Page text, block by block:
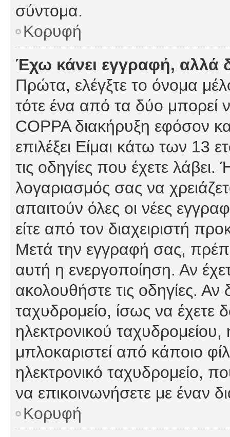
σύντομα.
Κορυφή
Έχω κάνει εγγραφή,
Πρώτα, ελέγξτε το όνομα
τότε ένα από τα δύο μπορεί
COPPA διακήρυξη εφόσον
επιλέξει Είμαι κάτω των 13
τις οδηγίες που έχετε λάβει.
λογαριασμός σας να
απαιτούν όλες οι νέες
είτε από τον διαχειριστή
Μετά την εγγραφή σας,
αυτή η ενεργοποίηση. Αν
ακολουθήστε τις οδηγίες. Αν
ταχυδρομείο, ίσως να έχετε
ηλεκτρονικού ταχυδρομείου,
μπλοκαριστεί από κάποιο
ηλεκτρονικό ταχυδρομείο,
να επικοινωνήσετε με έναν
Κορυφή